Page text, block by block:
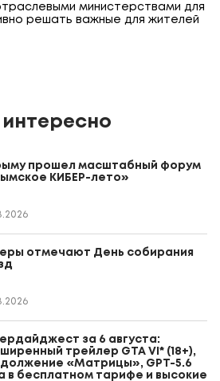
министерствами для
решать важные для жителей
прошел масштабный форум
КИБЕР-лето»
отмечают День собирания
за 6 августа:
трейлер GTA VI* (18+),
«Матрицы», GPT-5.6
в бесплатном тарифе и высокие